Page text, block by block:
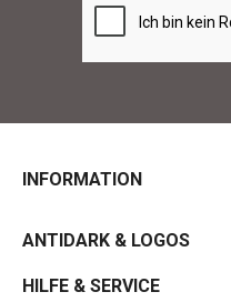
INFORMATION
ANTIDARK & LOGOS
HILFE & SERVICE